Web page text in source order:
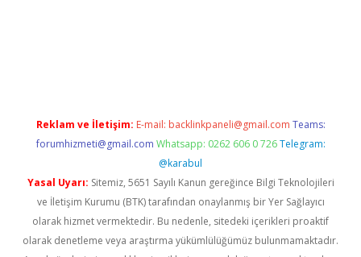
Reklam ve İletişim: E-mail: backlinkpaneli@gmail.com Teams:
forumhizmeti@gmail.com Whatsapp: 0262 606 0 726 Telegram:
@karabul
Yasal Uyarı: Sitemiz, 5651 Sayılı Kanun gereğince Bilgi Teknolojileri
ve İletişim Kurumu (BTK) tarafından onaylanmış bir Yer Sağlayıcı
olarak hizmet vermektedir. Bu nedenle, sitedeki içerikleri proaktif
olarak denetleme veya araştırma yükümlülüğümüz bulunmamaktadır.